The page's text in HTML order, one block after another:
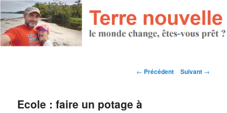
Navigation des articles
← Précédent Suivant →
Ecole : faire un potage à